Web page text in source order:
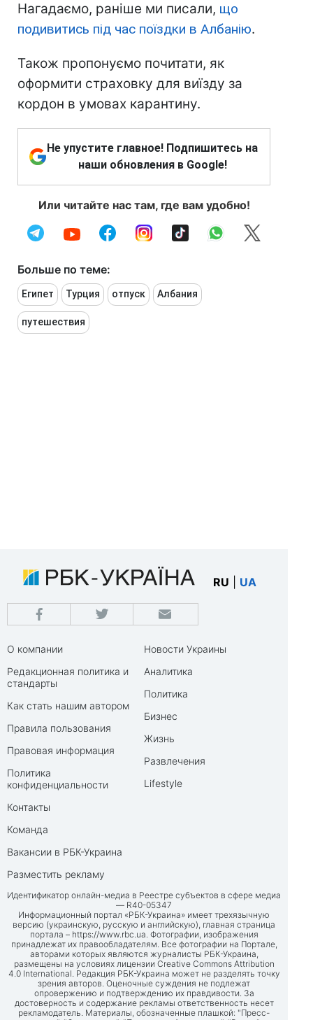
Нагадаємо, раніше ми писали, що
подивитись під час поїздки в Албанію.
Також пропонуємо почитати, як
оформити страховку для виїзду за
кордон в умовах карантину.
Не упустите главное! Подпишитесь на
наши обновления в Google!
Или читайте нас там, где вам удобно!
Больше по теме:
Египет Турция отпуск Албания
путешествия
RU UA
О компании
Редакционная политика и
стандарты
Как стать нашим автором
Правила пользования
Правовая информация
Политика
конфиденциальности
Контакты
Команда
Вакансии в РБК-Украина
Разместить рекламу
Новости Украины
Аналитика
Политика
Бизнес
Жизнь
Развлечения
Lifestyle
Идентификатор онлайн-медиа в Реестре субъектов в сфере медиа
— R40-05347
Информационный портал «РБК-Украина» имеет трехязычную
версию (украинскую, русскую и английскую), главная страница
портала – https://www.rbc.ua. Фотографии, изображения
принадлежат их правообладателям. Все фотографии на Портале,
авторами которых являются журналисты РБК-Украина,
размещены на условиях лицензии Creative Commons Attribution
4.0 International. Редакция РБК-Украина может не разделять точку
зрения авторов. Оценочные суждения не подлежат
опровержению и подтверждению их правдивости. За
достоверность и содержание рекламы ответственность несет
рекламодатель. Материалы, обозначенные плашкой: "Пресс-